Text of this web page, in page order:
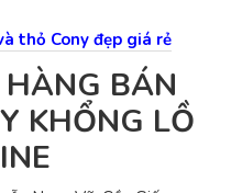
thỏ Cony đẹp giá rẻ
BÁN
KHỔNG LỒ